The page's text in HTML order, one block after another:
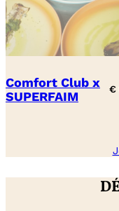
Comfort Club x
SUPERFAIM
€